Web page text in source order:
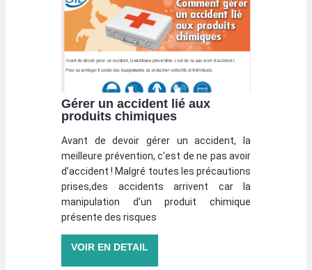
Gérer un accident lié aux
produits chimiques
Avant de devoir gérer un accident, la
meilleure prévention, c’est de ne pas avoir
d’accident ! Malgré toutes les précautions
prises,des accidents arrivent car la
manipulation d’un produit chimique
présente des risques
VOIR EN DETAIL